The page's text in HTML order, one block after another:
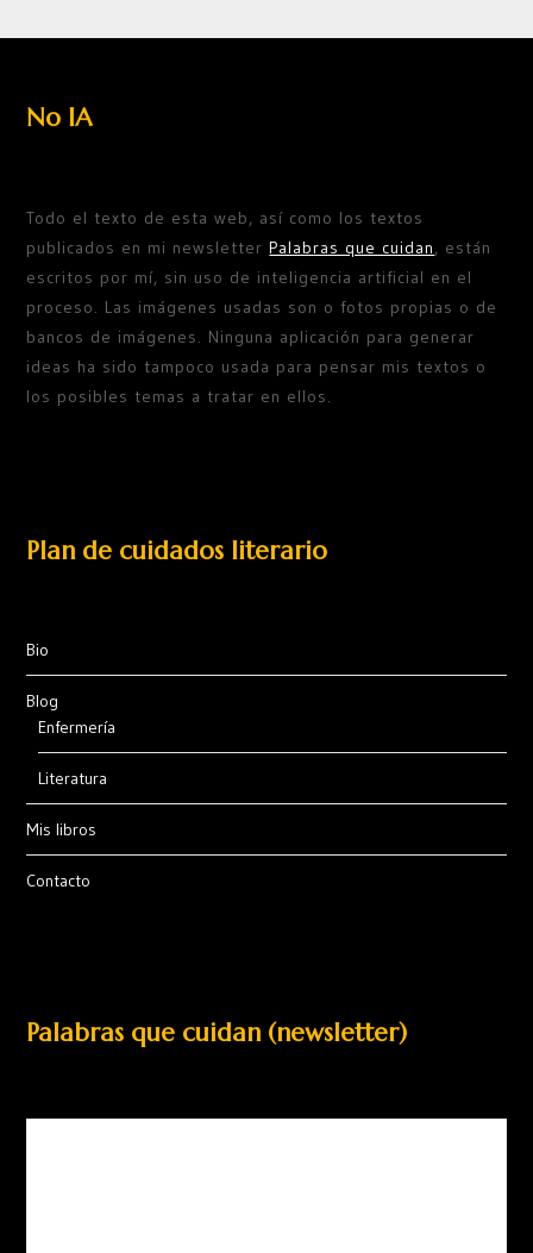
No IA
Todo el texto de esta web, así como los textos
publicados en mi newsletterPalabras que cuidan, están
escritos por mí, sin uso de inteligencia artificial en el
proceso. Las imágenes usadas son o fotos propias o de
bancos de imágenes. Ninguna aplicación para generar
ideas ha sido tampoco usada para pensar mis textos o
los posibles temas a tratar en ellos.
Plan de cuidados literario
Bio
Blog
Enfermería
Literatura
Mis libros
Contacto
Palabras que cuidan (newsletter)